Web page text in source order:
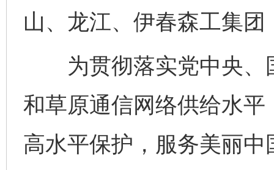
山、龙江、伊春森工集团
为贯彻落实党中央、
和草原通信网络供给水
高水平保护，服务美丽中